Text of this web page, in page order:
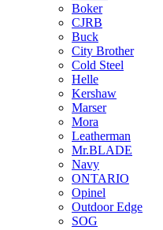
Boker
CJRB
Buck
City Brother
Cold Steel
Helle
Kershaw
Marser
Mora
Leatherman
Mr.BLADE
Navy
ONTARIO
Opinel
Outdoor Edge
SOG